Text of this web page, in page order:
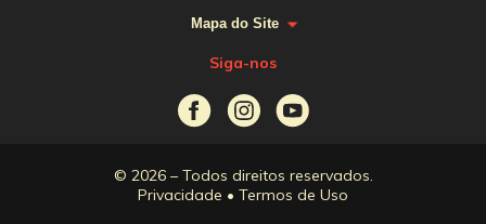
Mapa do Site
Siga-nos
© 2026 – Todos direitos reservados.
Privacidade • Termos de Uso